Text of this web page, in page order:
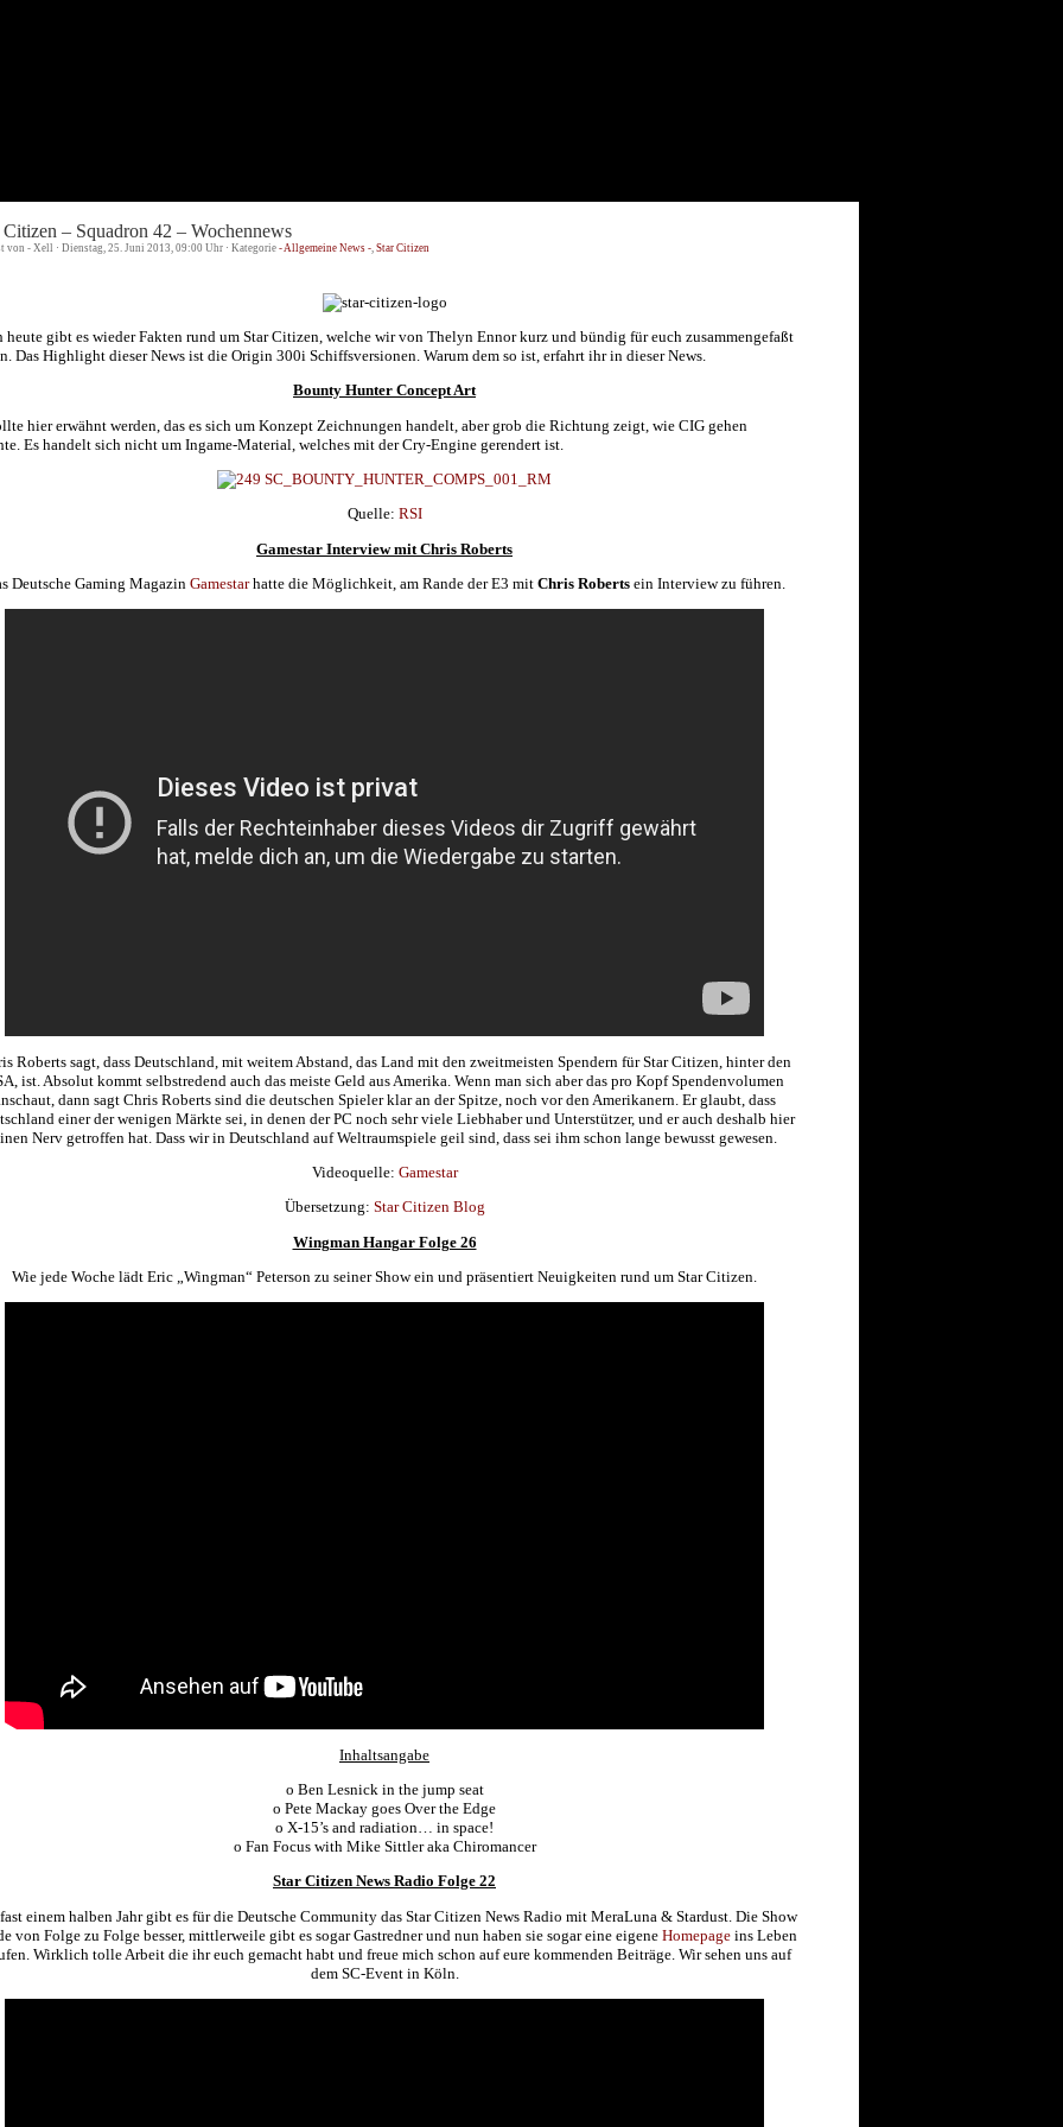
Citizen – Squadron 42 – Wochennews
von - Xell · Dienstag, 25. Juni 2013, 09:00 Uhr · Kategorie - Allgemeine News -, Star Citizen
heute gibt es wieder Fakten rund um Star Citizen, welche wir von Thelyn Ennor kurz und bündig für euch zusammengefaßt
Das Highlight dieser News ist die Origin 300i Schiffsversionen. Warum dem so ist, erfahrt ihr in dieser News.
Bounty Hunter Concept Art
hier erwähnt werden, das es sich um Konzept Zeichnungen handelt, aber grob die Richtung zeigt, wie CIG gehen
Es handelt sich nicht um Ingame-Material, welches mit der Cry-Engine gerendert ist.
Quelle: RSI
Gamestar Interview mit Chris Roberts
Deutsche Gaming Magazin Gamestarhatte die Möglichkeit, am Rande der E3 mit Chris Robertsein Interview zu führen.
Roberts sagt, dass Deutschland, mit weitem Abstand, das Land mit den zweitmeisten Spendern für Star Citizen, hinter den
ist. Absolut kommt selbstredend auch das meiste Geld aus Amerika. Wenn man sich aber das pro Kopf Spendenvolumen
dann sagt Chris Roberts sind die deutschen Spieler klar an der Spitze, noch vor den Amerikanern. Er glaubt, dass
einer der wenigen Märkte sei, in denen der PC noch sehr viele Liebhaber und Unterstützer, und er auch deshalb hier
Nerv getroffen hat. Dass wir in Deutschland auf Weltraumspiele geil sind, dass sei ihm schon lange bewusst gewesen.
Videoquelle: Gamestar
Übersetzung: Star Citizen Blog
Wingman Hangar Folge 26
Wie jede Woche lädt Eric „Wingman“ Peterson zu seiner Show ein und präsentiert Neuigkeiten rund um Star Citizen.
Inhaltsangabe
o Ben Lesnick in the jump seat
o Pete Mackay goes Over the Edge
o X-15’s and radiation… in space!
o Fan Focus with Mike Sittler aka Chiromancer
Star Citizen News Radio Folge 22
einem halben Jahr gibt es für die Deutsche Community das Star Citizen News Radio mit MeraLuna & Stardust. Die Show
von Folge zu Folge besser, mittlerweile gibt es sogar Gastredner und nun haben sie sogar eine eigene Homepageins Leben
Wirklich tolle Arbeit die ihr euch gemacht habt und freue mich schon auf eure kommenden Beiträge. Wir sehen uns auf
dem SC-Event in Köln.